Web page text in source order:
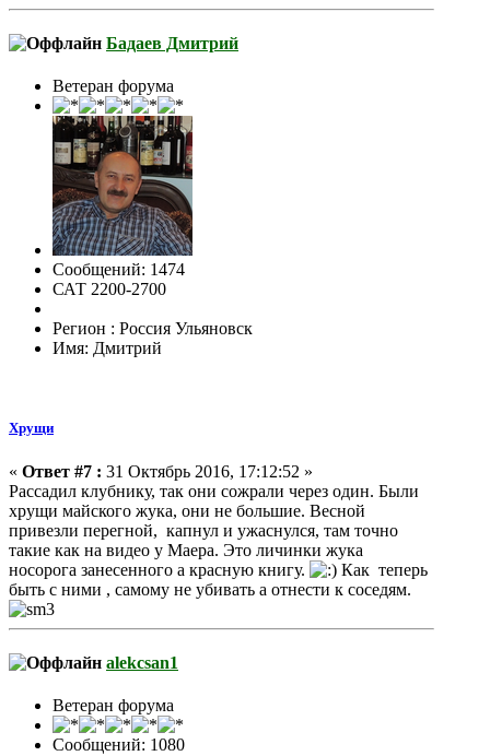
Бадаев Дмитрий
Ветеран форума
Сообщений: 1474
САТ 2200-2700
Регион : Россия Ульяновск
Имя: Дмитрий
Хрущи
« Ответ #7 : 31 Октябрь 2016, 17:12:52 »
Рассадил клубнику, так они сожрали через один. Были
хрущи майского жука, они не большие. Весной
привезли перегной, капнул и ужаснулся, там точно
такие как на видео у Маера. Это личинки жука
носорога занесенного а красную книгу.
Как теперь
быть с ними , самому не убивать а отнести к соседям.
alekcsan1
Ветеран форума
Сообщений: 1080